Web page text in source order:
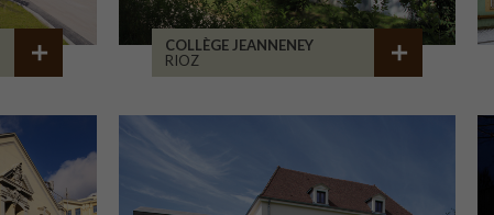
COLLÈGE JEANNENEY
RIOZ